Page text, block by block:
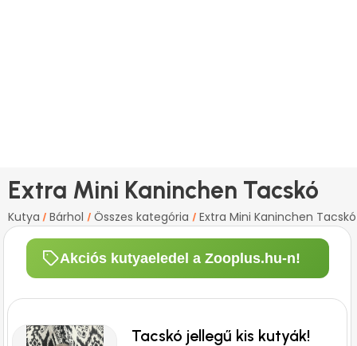
Extra Mini Kaninchen Tacskó
Kutya / Bárhol / Összes kategória / Extra Mini Kaninchen Tacskó
Akciós kutyaeledel a Zooplus.hu-n!
Tacskó jellegű kis kutyák!